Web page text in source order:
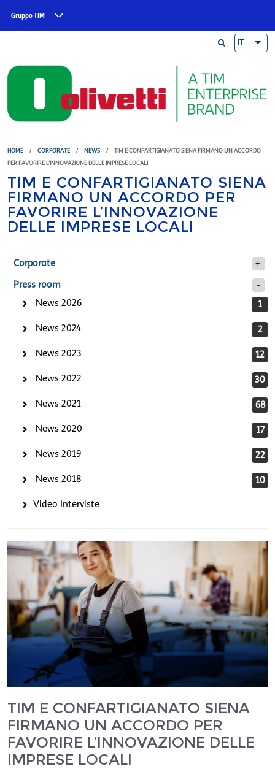
Gruppo TIM
IT
HOME / CORPORATE / NEWS /
TIM E CONFARTIGIANATO SIENA FIRMANO UN ACCORDO
PER FAVORIRE L’INNOVAZIONE DELLE IMPRESE LOCALI
TIM E CONFARTIGIANATO SIENA
FIRMANO UN ACCORDO PER
FAVORIRE L’INNOVAZIONE
DELLE IMPRESE LOCALI
Corporate
Press room
News 2026
1
News 2024 2
News 2023 12
News 2022 30
News 2021 68
News 2020 17
News 2019 22
News 2018 10
Video Interviste
TIM E CONFARTIGIANATO SIENA
FIRMANO UN ACCORDO PER
FAVORIRE L’INNOVAZIONE DELLE
IMPRESE LOCALI